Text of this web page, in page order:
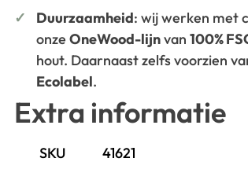
Duurzaamheid: wij werken met
onze OneWood-lijnvan 100%
hout. Daarnaast zelfs voorzien
Ecolabel.
Extra informatie
SKU 41621